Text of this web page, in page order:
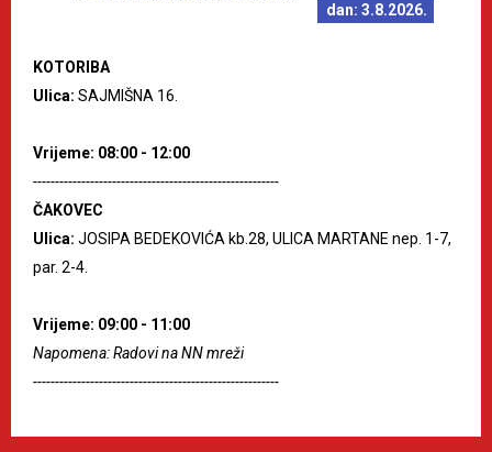
dan: 3.8.2026.
KOTORIBA
Ulica: SAJMIŠNA 16.
Vrijeme: 08:00 - 12:00
--------------------------------------------------------
ČAKOVEC
Ulica: JOSIPA BEDEKOVIĆA kb.28, ULICA MARTANE nep. 1-7,
par. 2-4.
Vrijeme: 09:00 - 11:00
Napomena: Radovi na NN mreži
--------------------------------------------------------